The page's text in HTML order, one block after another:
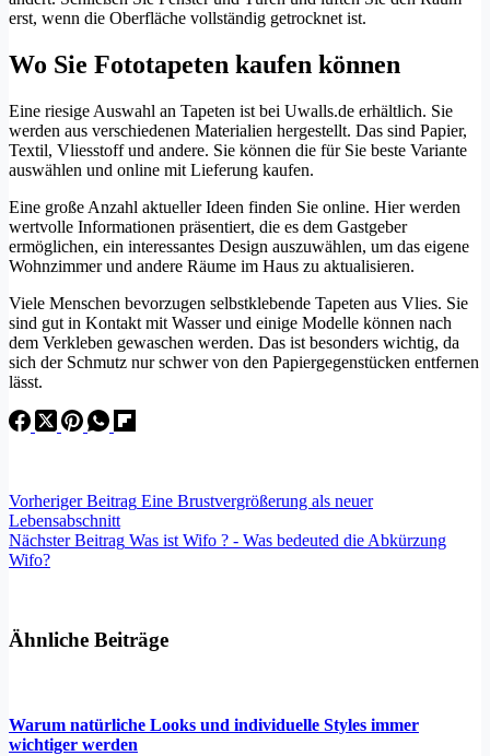
erst, wenn die Oberfläche vollständig getrocknet ist.
Wo Sie Fototapeten kaufen können
Eine riesige Auswahl an Tapeten ist bei Uwalls.de erhältlich. Sie
werden aus verschiedenen Materialien hergestellt. Das sind Papier,
Textil, Vliesstoff und andere. Sie können die für Sie beste Variante
auswählen und online mit Lieferung kaufen.
Eine große Anzahl aktueller Ideen finden Sie online. Hier werden
wertvolle Informationen präsentiert, die es dem Gastgeber
ermöglichen, ein interessantes Design auszuwählen, um das eigene
Wohnzimmer und andere Räume im Haus zu aktualisieren.
Viele Menschen bevorzugen selbstklebende Tapeten aus Vlies. Sie
sind gut in Kontakt mit Wasser und einige Modelle können nach
dem Verkleben gewaschen werden. Das ist besonders wichtig, da
sich der Schmutz nur schwer von den Papiergegenstücken entfernen
lässt.
VorherigerBeitrag Eine Brustvergrößerung als neuer
Lebensabschnitt
NächsterBeitrag Was ist Wifo ? - Was bedeuted die Abkürzung
Wifo?
Ähnliche Beiträge
Warum natürliche Looks und individuelle Styles immer
wichtiger werden